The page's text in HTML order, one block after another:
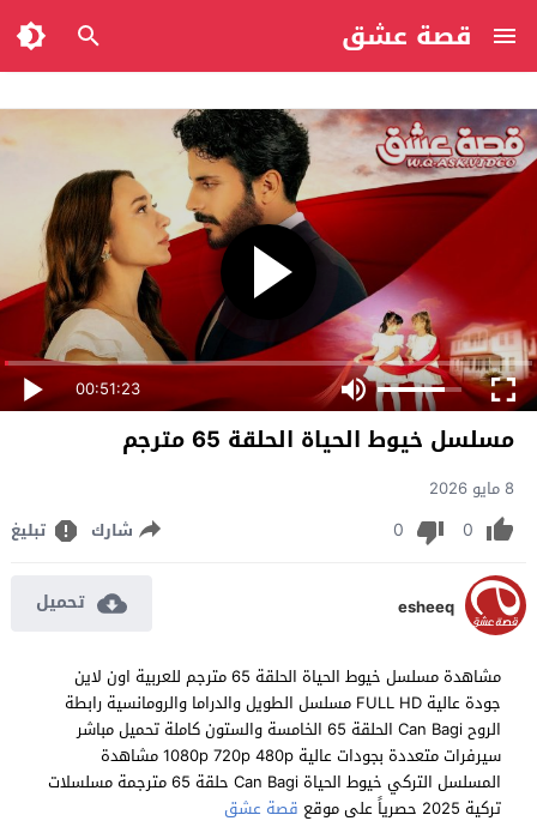
قصة عشق
00:51:23
مسلسل خيوط الحياة الحلقة 65 مترجم
8 مايو 2026
0
0 شارك تبليغ
esheeq تحميل
مشاهدة مسلسل خيوط الحياة الحلقة 65 مترجم للعربية اون لاين
جودة عالية FULL HD مسلسل الطويل والدراما والرومانسية رابطة
الروح Can Bagi الحلقة 65 الخامسة والستون كاملة تحميل مباشر
سيرفرات متعددة بجودات عالية 1080p 720p 480p مشاهدة
المسلسل التركي خيوط الحياة Can Bagi حلقة 65 مترجمة مسلسلات
تركية 2025 حصرياً على موقع
قصة عشق